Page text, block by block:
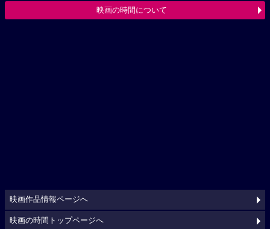
映画の時間について
映画作品情報ページへ
映画の時間トップページへ